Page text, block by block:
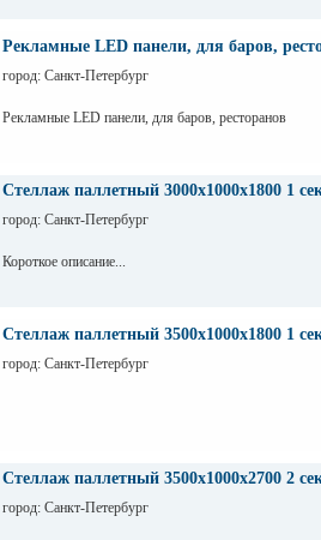
Рекламные LED панели, для баров,
город: Санкт-Петербург
Рекламные LED панели, для баров, ресторанов
Стеллаж паллетный 3000х1000х1800 1
город: Санкт-Петербург
Короткое описание...
Стеллаж паллетный 3500х1000х1800 1
город: Санкт-Петербург
Стеллаж паллетный 3500х1000х2700 2
город: Санкт-Петербург